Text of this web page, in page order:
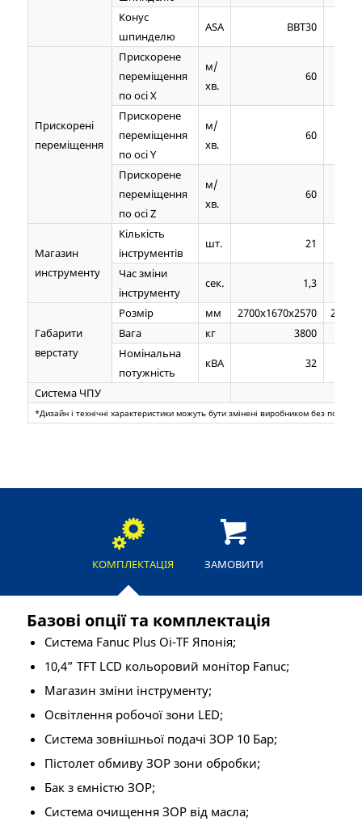
Конус
шпинделю
ASA BBT30
Прискорені
переміщення
Прискорене
переміщення
по осі Х
м/
хв.
60
Прискорене
переміщення
по осі Y
м/
хв.
60
Прискорене
переміщення
по осі Z
м/
хв.
60
Магазин
инструменту
Кількість
інструментів
шт. 21
Час зміни
інструменту
сек. 1,3
Габарити
верстату
Розмір мм 2700x1670x2570
Вага
кг
3800
Номінальна
потужність
кВА 32
Система ЧПУ
*Дизайн і технічні характеристики можуть бути змінені виробником без
КОМПЛЕКТАЦІЯ ЗАМОВИТИ
Базові опції та комплектація
Система Fanuc Plus Oi-TF Японія;
10,4” TFT LCD кольоровий монітор Fanuc;
Магазин зміни інструменту;
Освітлення робочої зони LED;
Система зовнішньої подачі ЗОР 10 Бар;
Пістолет обмиву ЗОР зони обробки;
Бак з ємністю ЗОР;
Система очищення ЗОР від масла;